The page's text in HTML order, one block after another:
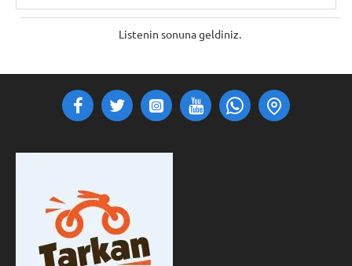
Listenin sonuna geldiniz.